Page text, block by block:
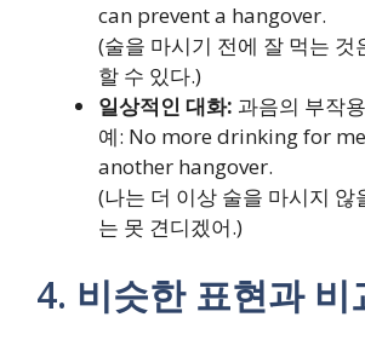
can prevent a hangover.
(술을 마시기 전에 잘 먹는 것
할 수 있다.)
일상적인 대화: 과음의 부작
예: No more drinking for
another hangover.
(나는 더 이상 술을 마시지 않
는 못 견디겠어.)
4. 비슷한 표현과 비